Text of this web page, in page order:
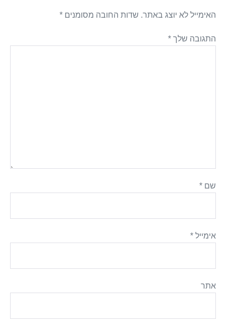
האימייל לא יוצג באתר. שדות החובה מסומנים *
התגובה שלך*
שם *
אימייל*
אתר